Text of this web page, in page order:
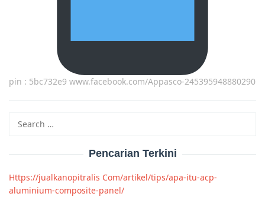
pin : 5bc732e9 www.facebook.com/Appasco-245395948880290
Pencarian Terkini
Https://jualkanopitralis Com/artikel/tips/apa-itu-acp-
aluminium-composite-panel/